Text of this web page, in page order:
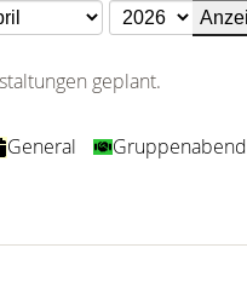
geplant.
General Gruppenabend